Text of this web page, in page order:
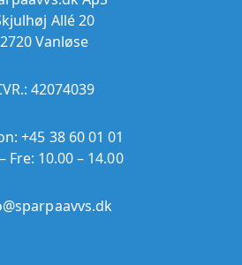
Allé 20
2720 Vanløse
42074039
+45 38 60 01 01
Fre: 10.00 – 14.00